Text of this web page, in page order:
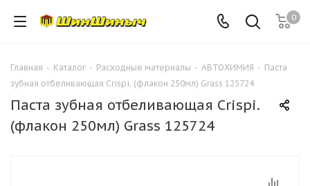
0
Главная - Каталог - Расходные материалы - АВТОХИМИЯ - Паста
зубная отбеливающая Crispi. (флакон 250мл) Grass 125724
Паста зубная отбеливающая Crispi.
(флакон 250мл) Grass 125724